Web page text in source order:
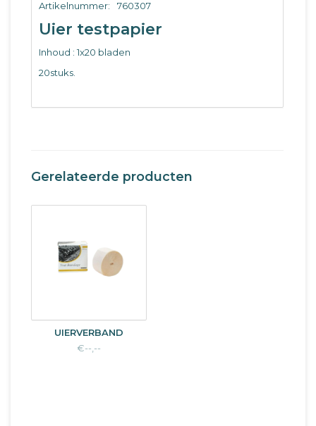
Artikelnummer: 760307
Uier testpapier
Inhoud : 1x20 bladen
20stuks.
Gerelateerde producten
UIERVERBAND
€--,--